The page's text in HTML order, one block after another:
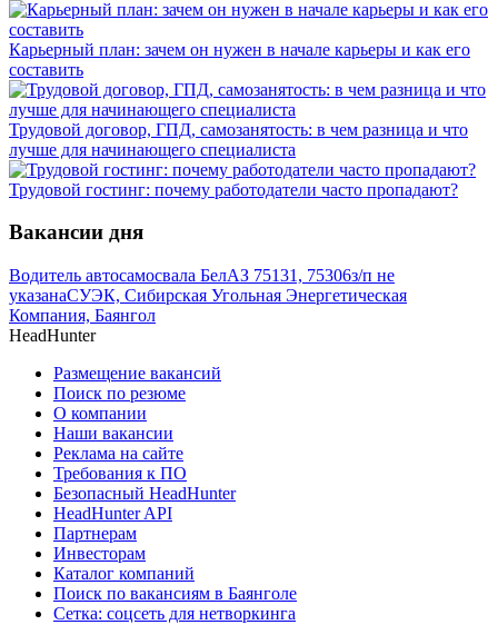
Карьерный план: зачем он нужен в начале карьеры и как его
составить
Трудовой договор, ГПД, самозанятость: в чем разница и что
лучше для начинающего специалиста
Трудовой гостинг: почему работодатели часто пропадают?
Вакансии дня
Водитель автосамосвала БелАЗ 75131, 75306з/п не
указанаСУЭК, Сибирская Угольная Энергетическая
Компания, Баянгол
HeadHunter
Размещение вакансий
Поиск по резюме
О компании
Наши вакансии
Реклама на сайте
Требования к ПО
Безопасный HeadHunter
HeadHunter API
Партнерам
Инвесторам
Каталог компаний
Поиск по вакансиям в Баянголе
Сетка: соцсеть для нетворкинга